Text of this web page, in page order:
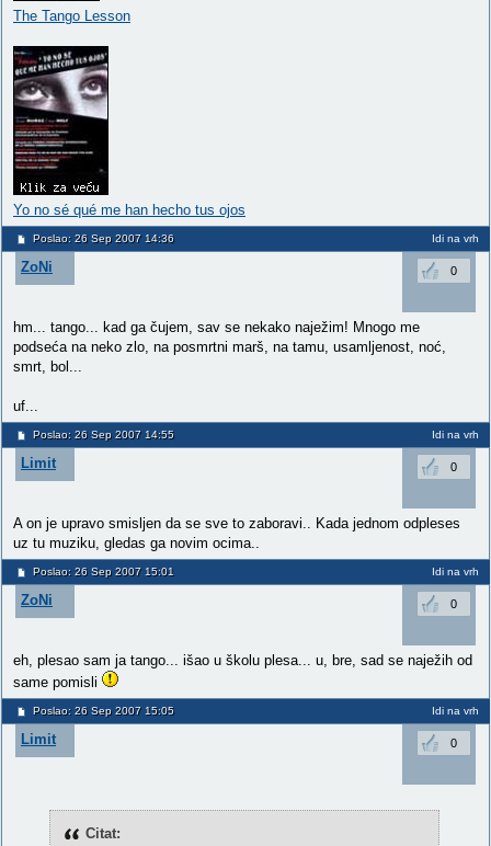
The Tango Lesson
Yo no sé qué me han hecho tus ojos
Poslao: 26 Sep 2007 14:36 Idi na vrh
ZoNi 0
hm... tango... kad ga čujem, sav se nekako naježim! Mnogo me
podseća na neko zlo, na posmrtni marš, na tamu, usamljenost, noć,
smrt, bol...
uf...
Poslao: 26 Sep 2007 14:55 Idi na vrh
Limit 0
A on je upravo smisljen da se sve to zaboravi.. Kada jednom odpleses
uz tu muziku, gledas ga novim ocima..
Poslao: 26 Sep 2007 15:01 Idi na vrh
ZoNi 0
eh, plesao sam ja tango... išao u školu plesa... u, bre, sad se naježih od
same pomisli
Poslao: 26 Sep 2007 15:05 Idi na vrh
Limit 0
Citat: